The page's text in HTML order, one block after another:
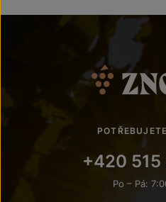
+420
Po – Pá: